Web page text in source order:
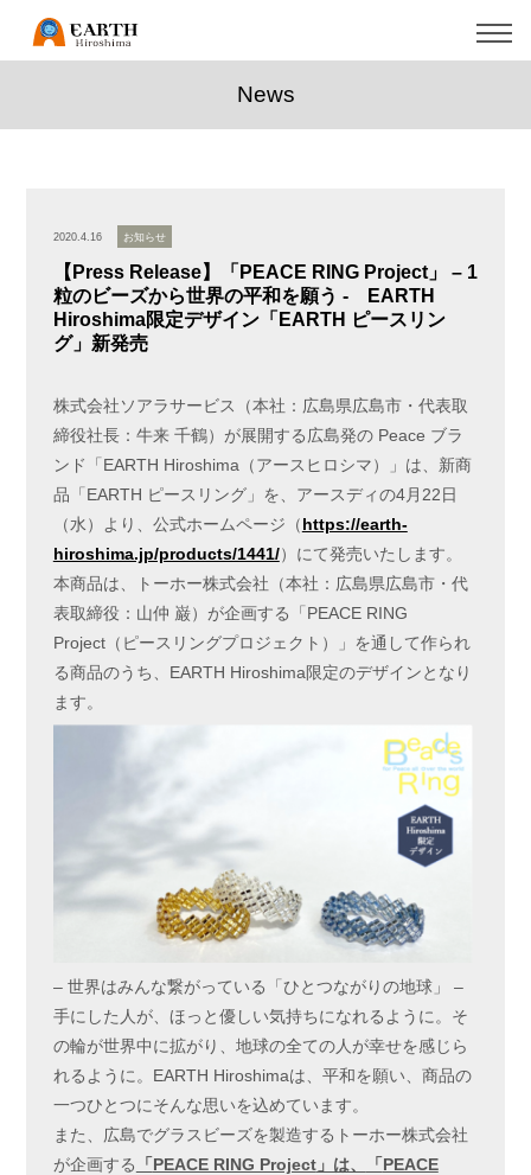
News
2020.4.16 お知らせ
【Press Release】「PEACE RING Project」 – 1
粒のビーズから世界の平和を願う - EARTH
Hiroshima限定デザイン「EARTH ピースリン
グ」新発売
株式会社ソアラサービス（本社：広島県広島市・代表取
締役社長：牛来 千鶴）が展開する広島発の Peace ブラ
ンド「EARTH Hiroshima（アースヒロシマ）」は、新商
品「EARTH ピースリング」を、アースディの4月22日
（水）より、公式ホームページ（https://earth-
hiroshima.jp/products/1441/）にて発売いたします。
本商品は、トーホー株式会社（本社：広島県広島市・代
表取締役：山仲 巌）が企画する「PEACE RING
Project（ピースリングプロジェクト）」を通して作られ
る商品のうち、EARTH Hiroshima限定のデザインとなり
ます。
– 世界はみんな繋がっている「ひとつながりの地球」 –
手にした人が、ほっと優しい気持ちになれるように。そ
の輪が世界中に拡がり、地球の全ての人が幸せを感じら
れるように。EARTH Hiroshimaは、平和を願い、商品の
一つひとつにそんな思いを込めています。
また、広島でグラスビーズを製造するトーホー株式会社
が企画する
「 PEACE RING Project」は、 「 PEACE